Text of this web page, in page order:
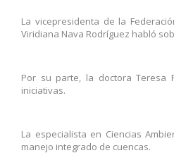
La vicepresidenta de la
Viridiana Nava Rodríguez habló
Por su parte, la doctora Teresa
iniciativas.
La especialista en Ciencias
manejo integrado de cuencas.